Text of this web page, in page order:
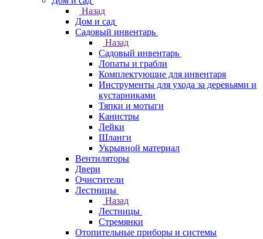
Назад
Дом и сад
Садовый инвентарь
Назад
Садовый инвентарь
Лопаты и грабли
Комплектующие для инвентаря
Инструменты для ухода за деревьями и
кустарниками
Тяпки и мотыги
Канистры
Лейки
Шланги
Укрывной материал
Вентиляторы
Двери
Очистители
Лестницы
Назад
Лестницы
Стремянки
Отопительные приборы и системы